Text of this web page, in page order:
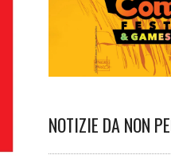
NOTIZIE DA NON